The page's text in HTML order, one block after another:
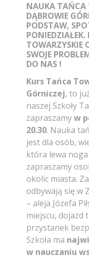
NAUKA TAŃCA
DĄBROWIE
PODSTAW,
TOWARZYSKIE
SWOJE
DO NAS !
Kurs Tańca
Górniczej, to
naszej Szkoły
zapraszamyw
20.30. Nauka
jest dla osób,
która lewa noga
zapraszamy
okolic miasta.
odbywają się w
– aleja Józefa
miejscu, dojazd
przystanek
Szkoła ma
w nauczaniu